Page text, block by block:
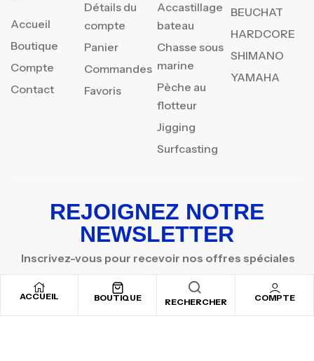
ACCUEIL BOUTIQUE RECHERCHER COMPTE
Accueil
Boutique
Compte
Contact
Détails du
compte
Panier
Commandes
Favoris
Accastillage
bateau
Chasse sous
marine
Pèche au
flotteur
Jigging
Surfcasting
BEUCHAT
HARDCORE
SHIMANO
YAMAHA
REJOIGNEZ NOTRE
NEWSLETTER
Inscrivez-vous pour recevoir nos offres spéciales